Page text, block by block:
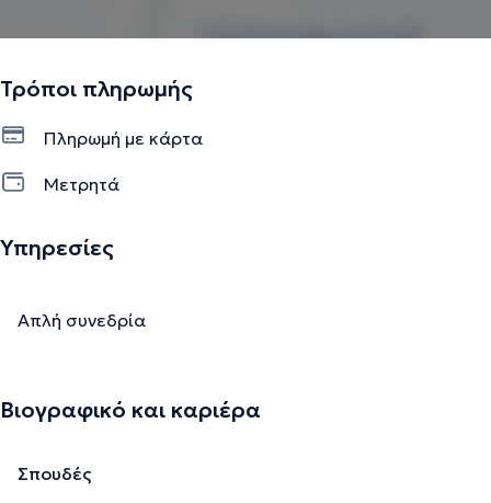
Την περιγραφή επιμελείται η ομάδα του doctoranytime βασισμένη σε
Τρόποι πληρωμής
Πληρωμή με κάρτα
Μετρητά
Υπηρεσίες
Απλή συνεδρία
Βιογραφικό και καριέρα
Σπουδές